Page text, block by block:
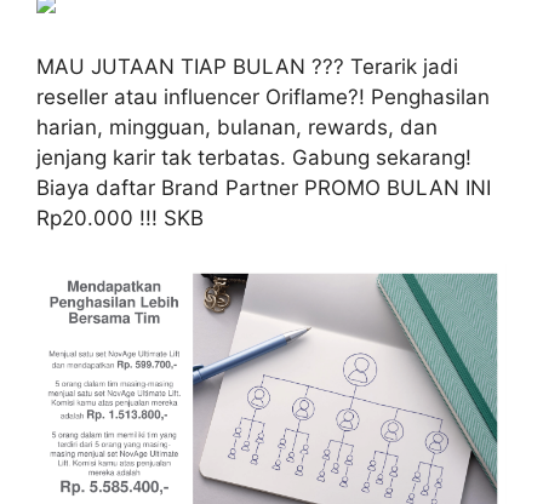
MAU JUTAAN TIAP BULAN ??? Terarik jadi
reseller atau influencer Oriflame?! Penghasilan
harian, mingguan, bulanan, rewards, dan
jenjang karir tak terbatas. Gabung sekarang!
Biaya daftar Brand Partner PROMO BULAN INI
Rp20.000 !!! SKB